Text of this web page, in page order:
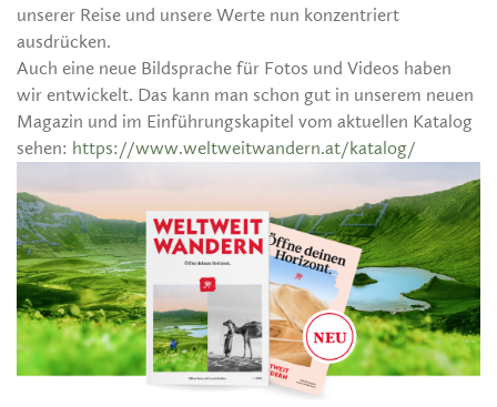
unserer Reise und unsere Werte nun konzentriert
ausdrücken.
Auch eine neue Bildsprache für Fotos und Videos haben
wir entwickelt. Das kann man schon gut in unserem neuen
Magazin und im Einführungskapitel vom aktuellen Katalog
sehen: https://www.weltweitwandern.at/katalog/